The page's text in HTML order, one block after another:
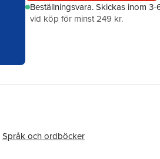
Beställningsvara.Skickas inom 3-
vid köp för minst 249 kr.
Språk och ordböcker